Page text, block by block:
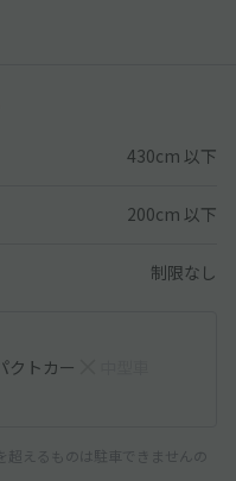
430cm 以下
200cm 以下
制限なし
クトカー
えるものは駐車できませんの